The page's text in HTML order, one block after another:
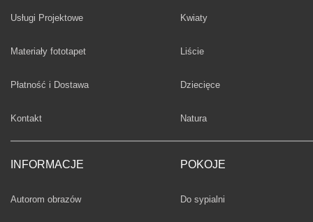
Usługi Projektowe
Materiały fototapet
Płatność i Dostawa
Kontakt
INFORMACJE
Autorom obrazów
Fototapety
Kwiaty
Fototapety
Liście
Fototapety
Dziecięce
Fototapety
Natura
POKOJE
Fototapety
Do sypialni